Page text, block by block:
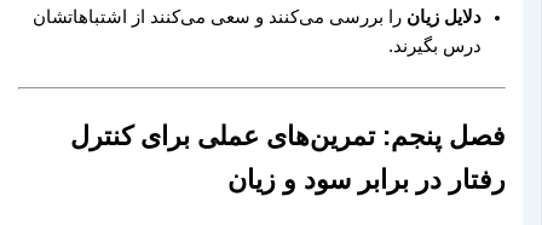
دلایل زیانرا بررسی می‌کنند و سعی می‌کنند از اشتباهاتشان
درس بگیرند.
فصل پنجم: تمرین‌های عملی برای کنترل
رفتار در برابر سود و زیان